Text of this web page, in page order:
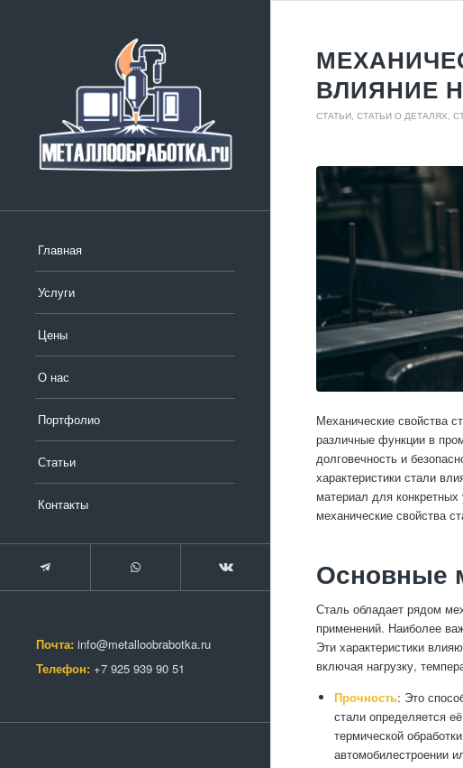
Главная
Услуги
Цены
О нас
Портфолио
Статьи
Контакты
Почта: info@metalloobrabotka.ru
Телефон: +7 925 939 90 51
ВЛИЯНИЕ
СТАТЬИ СТАТЬИ О ДЕТАЛЯХ
Механические свойства
различные функции в
долговечность и
характеристики стали
материал для
механические свойства
Основные
Сталь обладает рядом
применений. Наиболее
Эти характеристики
включая нагрузку,
Прочность: Это
стали определяется
термической
автомобилестроении